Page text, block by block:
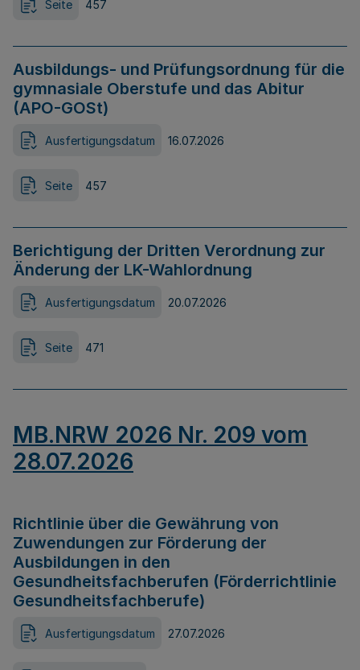
Seite 457
Ausbildungs- und Prüfungsordnung für die
gymnasiale Oberstufe und das Abitur
(APO-GOSt)
Ausfertigungsdatum 16.07.2026
Seite 457
Berichtigung der Dritten Verordnung zur
Änderung der LK-Wahlordnung
Ausfertigungsdatum 20.07.2026
Seite 471
MB.NRW 2026 Nr. 209 vom
28.07.2026
Richtlinie über die Gewährung von
Zuwendungen zur Förderung der
Ausbildungen in den
Gesundheitsfachberufen (Förderrichtlinie
Gesundheitsfachberufe)
Ausfertigungsdatum 27.07.2026